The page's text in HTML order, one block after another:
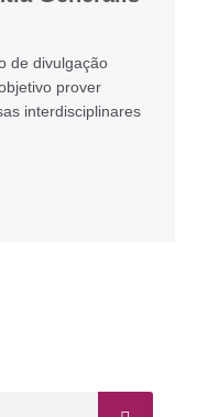
de divulgação
prover
interdisciplinares